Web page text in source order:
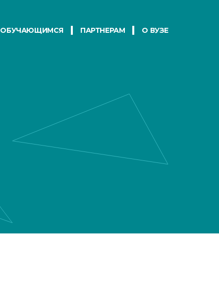
ОБУЧАЮЩИМСЯ ПАРТНЕРАМ О ВУЗЕ